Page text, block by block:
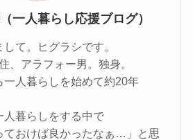
一人暮らし応援ブログ）
して。ヒグラシです。
、アラフォー男。独身。
一人暮らしを始めて約20年
人暮らしをする中で
ておけば良かったなぁ…」と思